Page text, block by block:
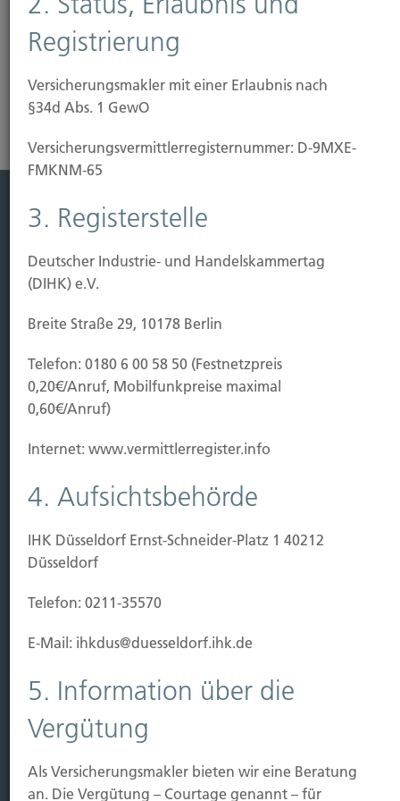
jeden Bauherrn.
Risikoanalyse Haftpflichtversicherung
Leistung
Leben
Vorsorgen
Kauf Grundstück
Baubeginn
Einzug/Vermietung
Hubert Brück KG | Inhaber: Dipl. Ökonom Johannes
Brück | Kapellstraße 2 | 40479 Düsseldorf
brueck@brueckkg.de
Kontaktformular
© Hubert Brück KG
Registrierung
Versicherungsmakler mit einer Erlaubnis nach
§34d Abs. 1 GewO
Versicherungs­vermittler­registernummer: D-9MXE-
FMKNM-65
3. Registerstelle
Deutscher Industrie- und Handelskammertag
(DIHK) e.V.
Breite Straße 29, 10178 Berlin
Telefon: 0180 6 00 58 50 (Festnetzpreis
0,20€/Anruf, Mobilfunkpreise maximal
0,60€/Anruf)
Internet: www.vermittlerregister.info
4. Aufsichtsbehörde
IHK Düsseldorf Ernst-Schneider-Platz 1 40212
Düsseldorf
Telefon: 0211-35570
E-Mail: ihkdus@duesseldorf.ihk.de
5. Information über die
Vergütung
Als Versicherungsmakler bieten wir eine Beratung
an. Die Vergütung – Courtage genannt – für